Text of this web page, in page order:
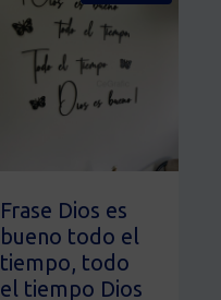
Frase Dios es
bueno todo el
tiempo, todo
el tiempo Dios